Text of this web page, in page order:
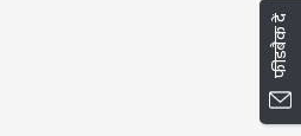
फीडबैक दें